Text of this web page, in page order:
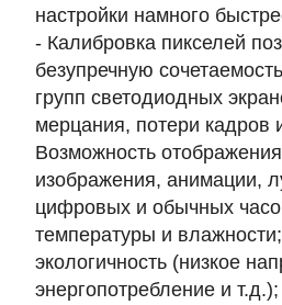
настройки намного
- Калибровка пикселей
безупречную
групп светодиодных
мерцания, потери кадров
Возможность отображения
изображения, анимации,
цифровых и обычных
температуры и
экологичность (низкое
энергопотребление и